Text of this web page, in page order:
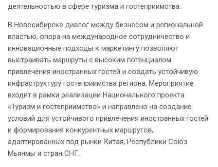
деятельностью в сфере туризма и гостеприимства.
В Новосибирске диалог между бизнесом и региональной
властью, опора на международное сотрудничество и
инновационные подходы к маркетингу позволяют
выстраивать маршруты с высоким потенциалом
привлечения иностранных гостей и создать устойчивую
инфраструктуру гостеприимства региона. Мероприятие
входит в рамки реализации Национального проекта
«Туризм и гостеприимство» и направлено на создание
условий для устойчивого привлечения иностранных гостей
и формирования конкурентных маршрутов,
адаптированных под рынки Китая, Республики Союз
Мьянмы и стран СНГ.